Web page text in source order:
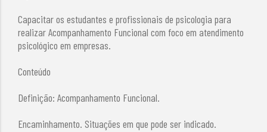
Capacitar os estudantes e profissionais de psicologia para
realizar Acompanhamento Funcional com foco em atendimento
psicológico em empresas.
Conteúdo
Definição: Acompanhamento Funcional.
Encaminhamento. Situações em que pode ser indicado.